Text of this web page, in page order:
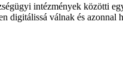
intézmények közötti
digitálissá válnak és